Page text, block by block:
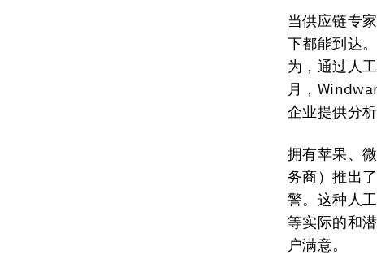
当供应链专
下都能到达
为，通过人
月，
企业提供分
拥有苹果、
务商）推出
警。这种人
等实际的和
户满意。